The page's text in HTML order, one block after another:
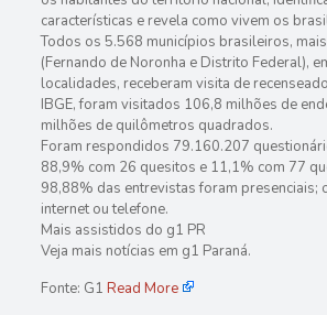
características e revela como vivem os
Todos os 5.568 municípios brasileiros,
(Fernando de Noronha e Distrito Federal),
localidades, receberam visita de
IBGE, foram visitados 106,8 milhões de
milhões de quilômetros quadrados.
Foram respondidos 79.160.207
88,9% com 26 quesitos e 11,1% com 77
98,88% das entrevistas foram presenciais;
internet ou telefone.
Mais assistidos do g1 PR
Veja mais notícias em g1 Paraná.
Fonte: G1 Read More